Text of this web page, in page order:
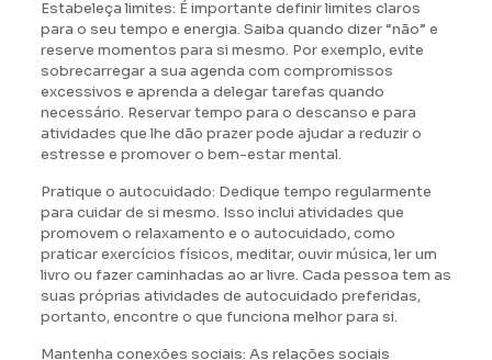
Estabeleça limites: É importante definir limites claros
para o seu tempo e energia. Saiba quando dizer “não” e
reserve momentos para si mesmo. Por exemplo, evite
sobrecarregar a sua agenda com compromissos
excessivos e aprenda a delegar tarefas quando
necessário. Reservar tempo para o descanso e para
atividades que lhe dão prazer pode ajudar a reduzir o
estresse e promover o bem-estar mental.
Pratique o autocuidado: Dedique tempo regularmente
para cuidar de si mesmo. Isso inclui atividades que
promovem o relaxamento e o autocuidado, como
praticar exercícios físicos, meditar, ouvir música, ler um
livro ou fazer caminhadas ao ar livre. Cada pessoa tem as
suas próprias atividades de autocuidado preferidas,
portanto, encontre o que funciona melhor para si.
Mantenha conexões sociais: As relações sociais